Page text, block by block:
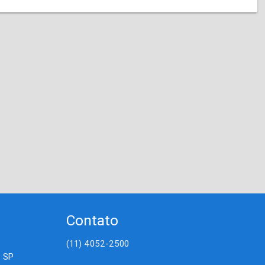
Contato
(11) 4052-2500